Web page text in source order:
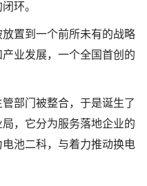
环。
置到一个前所未有的战略
业发展，一个全国首创的
部门被整合，于是诞生了
，它分为服务落地企业的
池二科，与着力推动换电